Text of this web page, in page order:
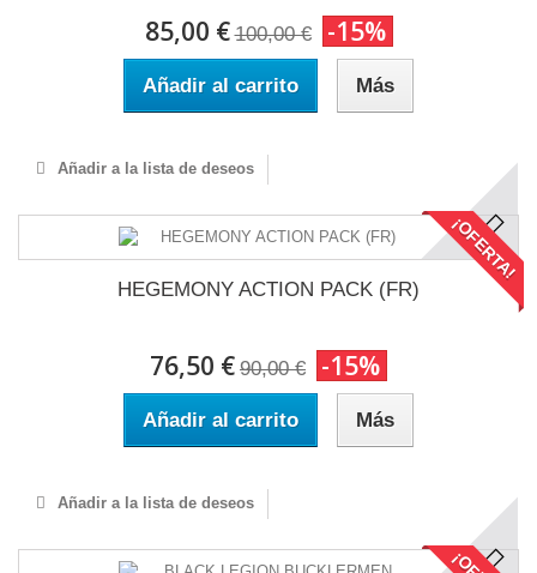
85,00 € 100,00 € -15%
Añadir al carrito Más
Añadir a la lista de deseos
¡OFERTA!
HEGEMONY ACTION PACK (FR)
76,50 € 90,00 € -15%
Añadir al carrito Más
Añadir a la lista de deseos